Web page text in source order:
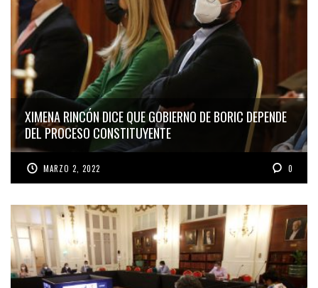
XIMENA RINCÓN DICE QUE GOBIERNO DE BORIC DEPENDE
DEL PROCESO CONSTITUYENTE
MARZO 2, 2022 0